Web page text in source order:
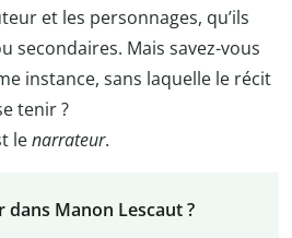
et les personnages, qu’ils
secondaires. Mais savez-vous
instance, sans laquelle le récit
tenir ?
lenarrateur.
Manon Lescaut ?